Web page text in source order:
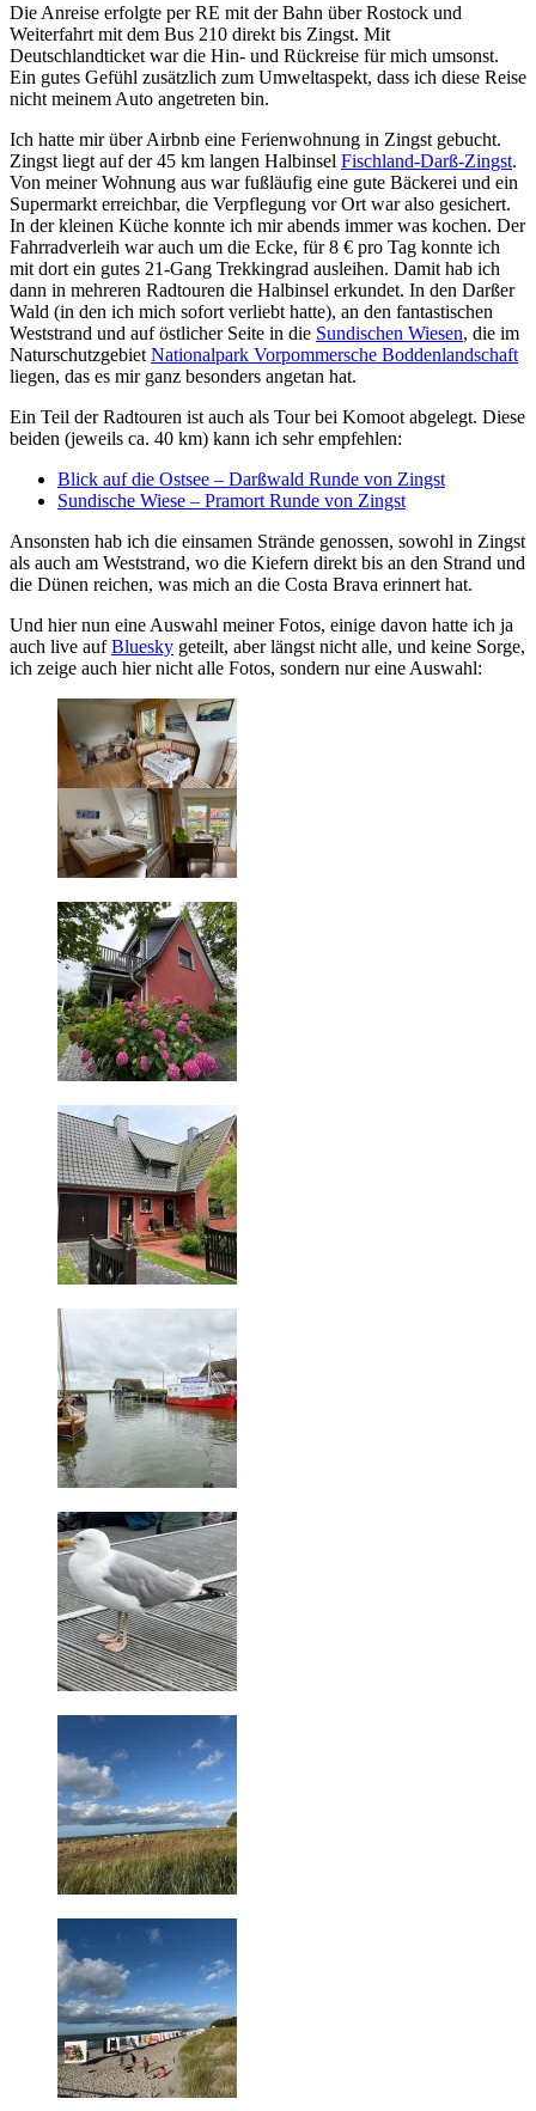
Die Anreise erfolgte per RE mit der Bahn über Rostock und
Weiterfahrt mit dem Bus 210 direkt bis Zingst. Mit
Deutschlandticket war die Hin- und Rückreise für mich umsonst.
Ein gutes Gefühl zusätzlich zum Umweltaspekt, dass ich diese Reise
nicht meinem Auto angetreten bin.
Ich hatte mir über Airbnb eine Ferienwohnung in Zingst gebucht.
Zingst liegt auf der 45 km langen Halbinsel Fischland-Darß-Zingst.
Von meiner Wohnung aus war fußläufig eine gute Bäckerei und ein
Supermarkt erreichbar, die Verpflegung vor Ort war also gesichert.
In der kleinen Küche konnte ich mir abends immer was kochen. Der
Fahrradverleih war auch um die Ecke, für 8 € pro Tag konnte ich
mit dort ein gutes 21-Gang Trekkingrad ausleihen. Damit hab ich
dann in mehreren Radtouren die Halbinsel erkundet. In den Darßer
Wald (in den ich mich sofort verliebt hatte), an den fantastischen
Weststrand und auf östlicher Seite in die Sundischen Wiesen, die im
Naturschutzgebiet Nationalpark Vorpommersche Boddenlandschaft
liegen, das es mir ganz besonders angetan hat.
Ein Teil der Radtouren ist auch als Tour bei Komoot abgelegt. Diese
beiden (jeweils ca. 40 km) kann ich sehr empfehlen:
Blick auf die Ostsee – Darßwald Runde von Zingst
Sundische Wiese – Pramort Runde von Zingst
Ansonsten hab ich die einsamen Strände genossen, sowohl in Zingst
als auch am Weststrand, wo die Kiefern direkt bis an den Strand und
die Dünen reichen, was mich an die Costa Brava erinnert hat.
Und hier nun eine Auswahl meiner Fotos, einige davon hatte ich ja
auch live aufBluesky geteilt, aber längst nicht alle, und keine Sorge,
ich zeige auch hier nicht alle Fotos, sondern nur eine Auswahl: